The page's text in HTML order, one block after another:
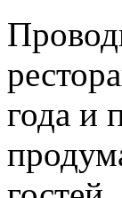
года и